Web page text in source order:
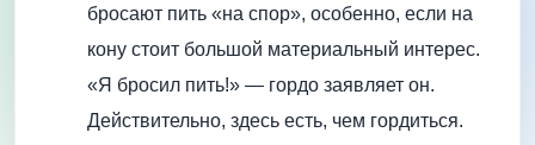
бросают пить «на спор», особенно, если на
кону стоит большой материальный интерес.
«Я бросил пить!» — гордо заявляет он.
Действительно, здесь есть, чем гордиться.